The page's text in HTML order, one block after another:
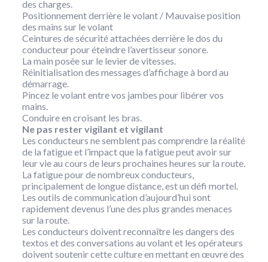
des charges.
Positionnement derrière le volant / Mauvaise position
des mains sur le volant
Ceintures de sécurité attachées derrière le dos du
conducteur pour éteindre l’avertisseur sonore.
La main posée sur le levier de vitesses.
Réinitialisation des messages d’affichage à bord au
démarrage.
Pincez le volant entre vos jambes pour libérer vos
mains.
Conduire en croisant les bras.
Ne pas rester vigilant et vigilant
Les conducteurs ne semblent pas comprendre la réalité
de la fatigue et l’impact que la fatigue peut avoir sur
leur vie au cours de leurs prochaines heures sur la route.
La fatigue pour de nombreux conducteurs,
principalement de longue distance, est un défi mortel.
Les outils de communication d’aujourd’hui sont
rapidement devenus l’une des plus grandes menaces
sur la route.
Les conducteurs doivent reconnaître les dangers des
textos et des conversations au volant et les opérateurs
doivent soutenir cette culture en mettant en œuvre des